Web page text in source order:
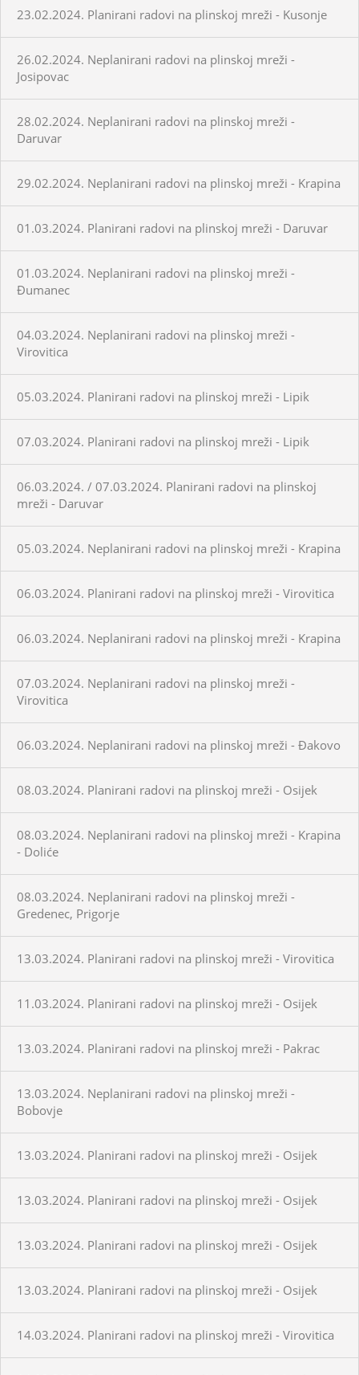
23.02.2024. Planirani radovi na plinskoj mreži - Kusonje
26.02.2024. Neplanirani radovi na plinskoj mreži -
Josipovac
28.02.2024. Neplanirani radovi na plinskoj mreži -
Daruvar
29.02.2024. Neplanirani radovi na plinskoj mreži - Krapina
01.03.2024. Planirani radovi na plinskoj mreži - Daruvar
01.03.2024. Neplanirani radovi na plinskoj mreži -
Đumanec
04.03.2024. Neplanirani radovi na plinskoj mreži -
Virovitica
05.03.2024. Planirani radovi na plinskoj mreži - Lipik
07.03.2024. Planirani radovi na plinskoj mreži - Lipik
06.03.2024. / 07.03.2024. Planirani radovi na plinskoj
mreži - Daruvar
05.03.2024. Neplanirani radovi na plinskoj mreži - Krapina
06.03.2024. Planirani radovi na plinskoj mreži - Virovitica
06.03.2024. Neplanirani radovi na plinskoj mreži - Krapina
07.03.2024. Neplanirani radovi na plinskoj mreži -
Virovitica
06.03.2024. Neplanirani radovi na plinskoj mreži - Đakovo
08.03.2024. Planirani radovi na plinskoj mreži - Osijek
08.03.2024. Neplanirani radovi na plinskoj mreži - Krapina
- Doliće
08.03.2024. Neplanirani radovi na plinskoj mreži -
Gredenec, Prigorje
13.03.2024. Planirani radovi na plinskoj mreži - Virovitica
11.03.2024. Planirani radovi na plinskoj mreži - Osijek
13.03.2024. Planirani radovi na plinskoj mreži - Pakrac
13.03.2024. Neplanirani radovi na plinskoj mreži -
Bobovje
13.03.2024. Planirani radovi na plinskoj mreži - Osijek
13.03.2024. Planirani radovi na plinskoj mreži - Osijek
13.03.2024. Planirani radovi na plinskoj mreži - Osijek
13.03.2024. Planirani radovi na plinskoj mreži - Osijek
14.03.2024. Planirani radovi na plinskoj mreži - Virovitica